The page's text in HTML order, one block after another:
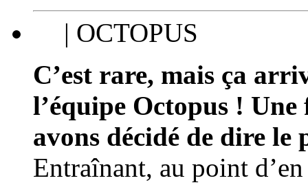
| OCTOPUS
C’est rare, mais ça
l’équipe Octopus ! Une
avons décidé de dire
Entraînant, au point